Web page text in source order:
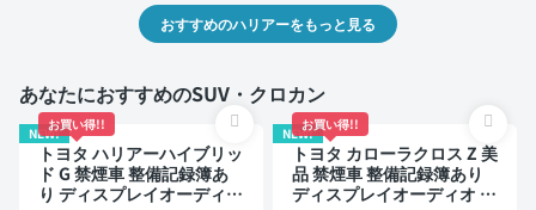
おすすめのハリアーをもっと見る
あなたにおすすめのSUV・クロカン
NEW!
お買い得!!
トヨタ ハリアーハイブリッ
ド G 禁煙車 整備記録簿あ
り ディスプレイオーディオ
NEW!
お買い得!!
トヨタ カローラクロス Z 美
品 禁煙車 整備記録簿あり
ディスプレイオーディオ ※